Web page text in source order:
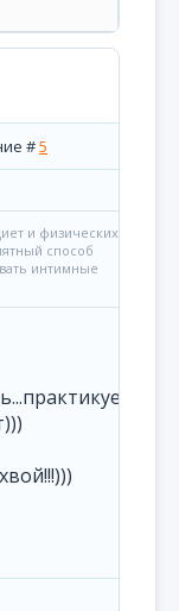
#5
и физических
способ
интимные